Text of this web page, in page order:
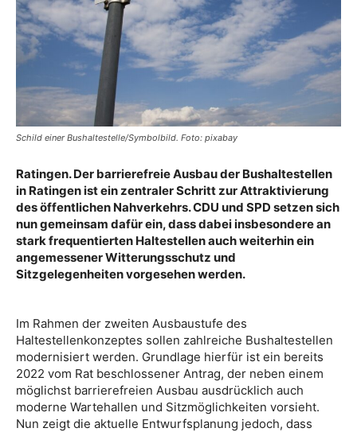
Schild einer Bushaltestelle/Symbolbild. Foto: pixabay
Ratingen. Der barrierefreie Ausbau der Bushaltestellen
in Ratingen ist ein zentraler Schritt zur Attraktivierung
des öffentlichen Nahverkehrs. CDU und SPD setzen sich
nun gemeinsam dafür ein, dass dabei insbesondere an
stark frequentierten Haltestellen auch weiterhin ein
angemessener Witterungsschutz und
Sitzgelegenheiten vorgesehen werden.
Im Rahmen der zweiten Ausbaustufe des
Haltestellenkonzeptes sollen zahlreiche Bushaltestellen
modernisiert werden. Grundlage hierfür ist ein bereits
2022 vom Rat beschlossener Antrag, der neben einem
möglichst barrierefreien Ausbau ausdrücklich auch
moderne Wartehallen und Sitzmöglichkeiten vorsieht.
Nun zeigt die aktuelle Entwurfsplanung jedoch, dass